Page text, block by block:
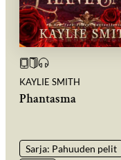
KAYLIE SMITH
Phantasma
Sarja: Pahuuden pelit